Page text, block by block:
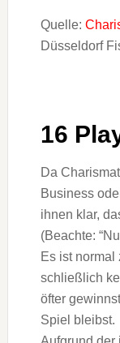
Quelle:
Düsseldorf
16
Da
Business
ihnen klar,
(Beachte:
Es ist normal
schließlich
öfter
Spiel bleibst.